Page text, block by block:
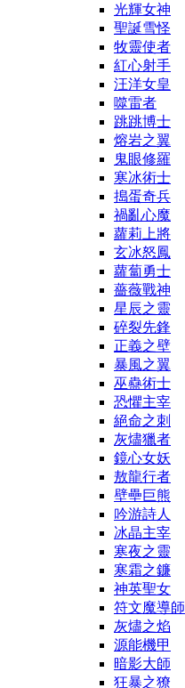
光輝女神
聖誕雪怪
牧靈使者
紅心射手
汪洋女皇
噬雷者
跳跳博士
熔岩之翼
鬼眼修羅
寒冰術士
搗蛋奇兵
禍亂心魔
蘿莉上將
玄冰怒鳳
蘿蔔勇士
薔薇戰神
星辰之靈
碎裂先鋒
正義之壁
暴風之翼
巫蠱術士
恐懼主宰
絕命之刺
灰燼獵者
鏡心女妖
敖龍行者
壁壘巨熊
吟游詩人
冰晶主宰
寒夜之靈
寒霜之鐮
神英聖女
符文魔導師
灰燼之焰
源能機甲
暗影大師
狂暴之獠